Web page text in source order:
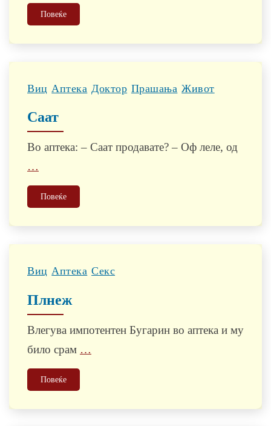
Повеќе
Виц Аптека Доктор Прашања Живот
Саат
Во аптека: – Саат продавате? – Оф леле, од
…
Повеќе
Виц Аптека Секс
Плнеж
Влегува импотентен Бугарин во аптека и му
било срам …
Повеќе